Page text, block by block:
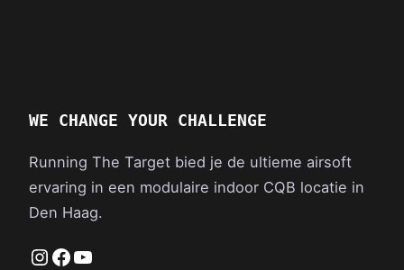
WE CHANGE YOUR CHALLENGE
Running The Target bied je de ultieme airsoft
ervaring in een modulaire indoor CQB locatie in
Den Haag.
Instagram Facebook YouTube